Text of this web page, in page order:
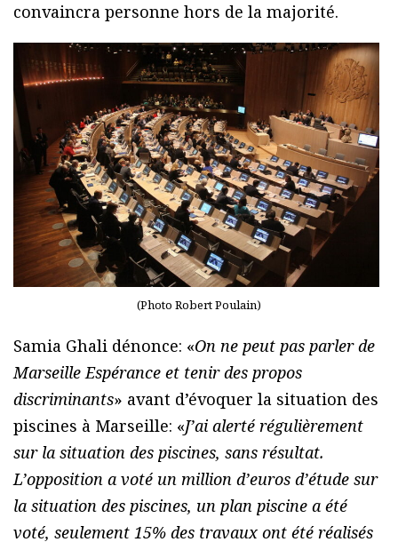
convaincra personne hors de la majorité.
(Photo Robert Poulain)
Samia Ghali dénonce: «On ne peut pas parler de
Marseille Espérance et tenir des propos
discriminants» avant d’évoquer la situation des
piscines à Marseille: «J’ai alerté régulièrement
sur la situation des piscines, sans résultat.
L’opposition a voté un million d’euros d’étude sur
la situation des piscines, un plan piscine a été
voté, seulement 15% des travaux ont été réalisés